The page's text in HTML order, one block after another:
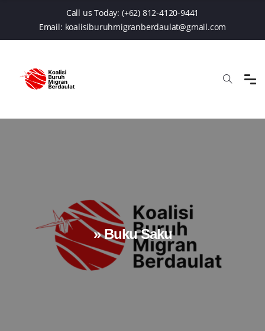
Call us Today: (+62) 812-4120-9441
Email: koalisiburuhmigranberdaulat@gmail.com
» Buku Saku